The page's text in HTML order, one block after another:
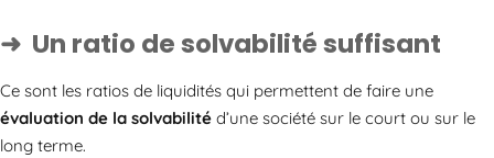
Un ratio de solvabilité suffisant
Ce sont les ratios de liquidités qui permettent de faire une
évaluation de la solvabilité d’une société sur le court ou sur le
long terme.